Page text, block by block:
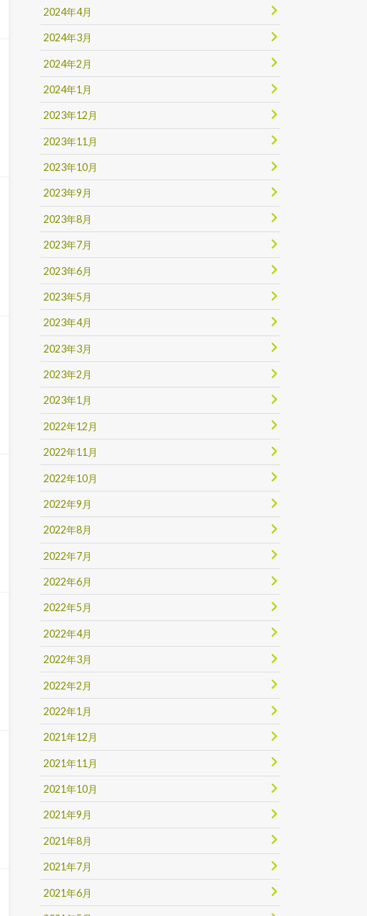
2024年4月
2024年3月
2024年2月
2024年1月
2023年12月
2023年11月
2023年10月
2023年9月
2023年8月
2023年7月
2023年6月
2023年5月
2023年4月
2023年3月
2023年2月
2023年1月
2022年12月
2022年11月
2022年10月
2022年9月
2022年8月
2022年7月
2022年6月
2022年5月
2022年4月
2022年3月
2022年2月
2022年1月
2021年12月
2021年11月
2021年10月
2021年9月
2021年8月
2021年7月
2021年6月